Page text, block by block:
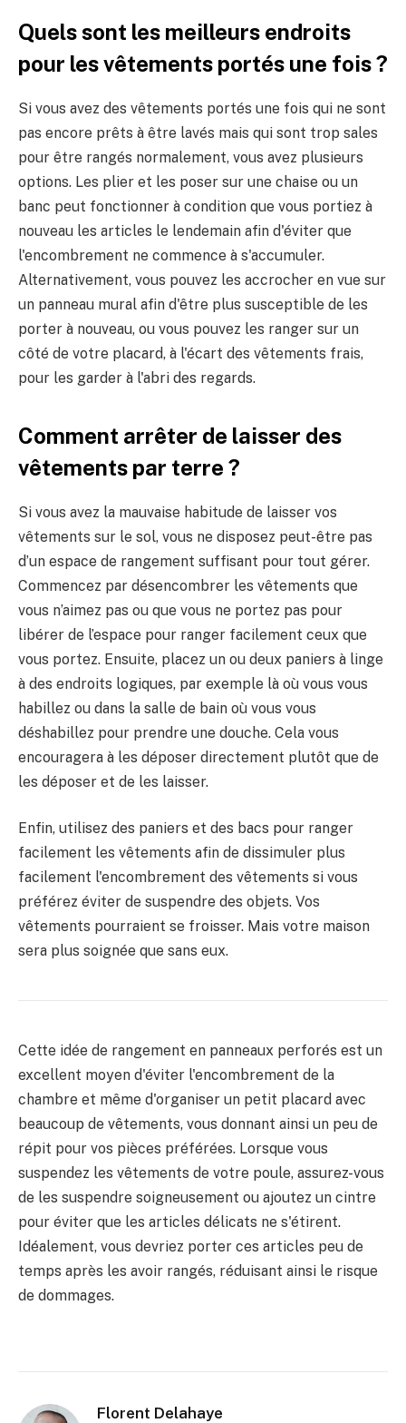
Quels sont les meilleurs endroits
pour les vêtements portés une fois ?
Si vous avez des vêtements portés une fois qui ne sont
pas encore prêts à être lavés mais qui sont trop sales
pour être rangés normalement, vous avez plusieurs
options. Les plier et les poser sur une chaise ou un
banc peut fonctionner à condition que vous portiez à
nouveau les articles le lendemain afin d'éviter que
l'encombrement ne commence à s'accumuler.
Alternativement, vous pouvez les accrocher en vue sur
un panneau mural afin d'être plus susceptible de les
porter à nouveau, ou vous pouvez les ranger sur un
côté de votre placard, à l'écart des vêtements frais,
pour les garder à l'abri des regards.
Comment arrêter de laisser des
vêtements par terre ?
Si vous avez la mauvaise habitude de laisser vos
vêtements sur le sol, vous ne disposez peut-être pas
d’un espace de rangement suffisant pour tout gérer.
Commencez par désencombrer les vêtements que
vous n’aimez pas ou que vous ne portez pas pour
libérer de l’espace pour ranger facilement ceux que
vous portez. Ensuite, placez un ou deux paniers à linge
à des endroits logiques, par exemple là où vous vous
habillez ou dans la salle de bain où vous vous
déshabillez pour prendre une douche. Cela vous
encouragera à les déposer directement plutôt que de
les déposer et de les laisser.
Enfin, utilisez des paniers et des bacs pour ranger
facilement les vêtements afin de dissimuler plus
facilement l'encombrement des vêtements si vous
préférez éviter de suspendre des objets. Vos
vêtements pourraient se froisser. Mais votre maison
sera plus soignée que sans eux.
Cette idée de rangement en panneaux perforés est un
excellent moyen d'éviter l'encombrement de la
chambre et même d'organiser un petit placard avec
beaucoup de vêtements, vous donnant ainsi un peu de
répit pour vos pièces préférées. Lorsque vous
suspendez les vêtements de votre poule, assurez-vous
de les suspendre soigneusement ou ajoutez un cintre
pour éviter que les articles délicats ne s'étirent.
Idéalement, vous devriez porter ces articles peu de
temps après les avoir rangés, réduisant ainsi le risque
de dommages.
Florent Delahaye